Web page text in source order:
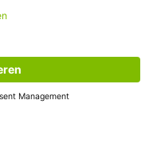
und Österreich.